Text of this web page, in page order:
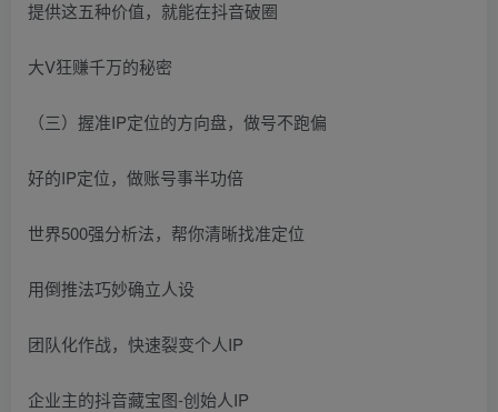
提供这五种价值，就能在抖音破圈
大V狂赚千万的秘密
（三）握准IP定位的方向盘，做号不跑偏
好的IP定位，做账号事半功倍
世界500强分析法，帮你清晰找准定位
用倒推法巧妙确立人设
团队化作战，快速裂变个人IP
企业主的抖音藏宝图-创始人IP